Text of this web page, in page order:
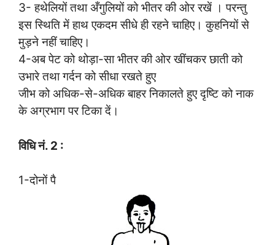
3- हथेलियों तथा अँगुलियों को भीतर की ओर रखें । परन्तु
इस स्थिति में हाथ एकदम सीधे ही रहने चाहिए। कुहनियों से
मुड़ने नहीं चाहिए।
4-अब पेट को थोड़ा-सा भीतर की ओर खींचकर छाती को
उभारे तथा गर्दन को सीधा रखते हुए
जीभ को अधिक-से-अधिक बाहर निकालते हुए दृष्टि को नाक
के अग्रभाग पर टिका दें।
विधि नं. 2 :
1-दोनों पै